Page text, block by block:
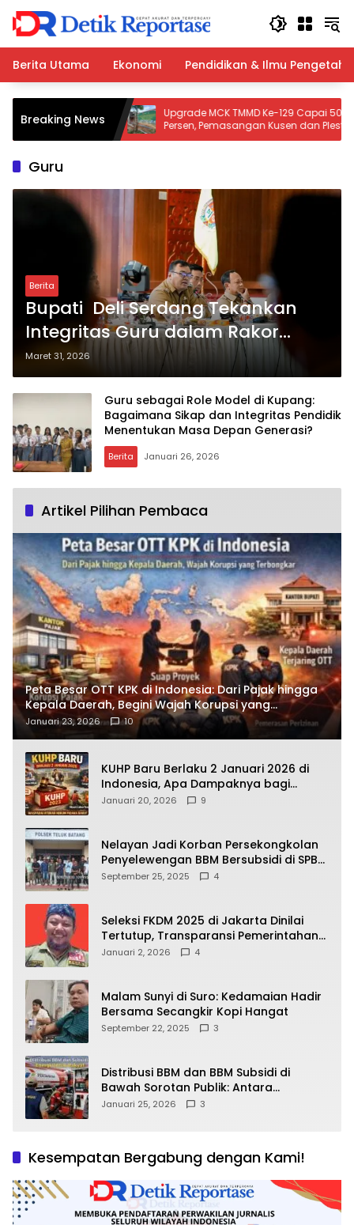
Langsung
konten
Berita Utama
Ekonomi Pendidikan & Ilmu
Breaking News
Atas
Ajang
Upgrade MCK TMMD Ke-129 Capai 50
Persen, Pemasangan Kusen dan Plester
Dinding Terus Dikebut
Guru
Berita
Bupati Deli Serdang Tekankan
Integritas Guru dalam Rakor
Pendidikan: Mampukah Sistem
360 Derajat Dongkrak Kualitas
Sekolah?
Maret 31, 2026
Guru sebagai Role Model di Kupang:
Bagaimana Sikap dan Integritas Pendidik
Menentukan Masa Depan Generasi?
Berita Januari 26, 2026
Artikel Pilihan Pembaca
Peta Besar OTT KPK di Indonesia: Dari Pajak hingga
Kepala Daerah, Begini Wajah Korupsi yang
Terbongkar
Januari 23, 2026 10
KUHP Baru Berlaku 2 Januari 2026 di
Indonesia, Apa Dampaknya bagi
Kehidupan Warga? Ini Aturan Kunci
Januari 20, 2026 9
Nelayan Jadi Korban Persekongkolan
Penyelewengan BBM Bersubsidi di SPBU
64.78809 Teluk Batang
September 25, 2025 4
Seleksi FKDM 2025 di Jakarta Dinilai
Tertutup, Transparansi Pemerintahan
Pramono–Rano Dipertanyakan
Januari 2, 2026 4
Malam Sunyi di Suro: Kedamaian Hadir
Bersama Secangkir Kopi Hangat
September 22, 2025 3
Distribusi BBM dan BBM Subsidi di
Bawah Sorotan Publik: Antara
Kepentingan Negara, Hak Konsumen,
Januari 25, 2026 3
Kesempatan Bergabung dengan Kami!